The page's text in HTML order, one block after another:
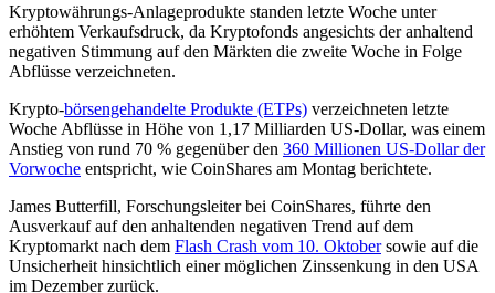
Kryptowährungs-Anlageprodukte standen letzte Woche unter
erhöhtem Verkaufsdruck, da Kryptofonds angesichts der anhaltend
negativen Stimmung auf den Märkten die zweite Woche in Folge
Abflüsse verzeichneten.
Krypto-börsengehandelte Produkte (ETPs) verzeichneten letzte
Woche Abflüsse in Höhe von 1,17 Milliarden US-Dollar, was einem
Anstieg von rund 70 % gegenüber den 360 Millionen US-Dollar der
Vorwoche entspricht, wie CoinShares am Montag berichtete.
James Butterfill, Forschungsleiter bei CoinShares, führte den
Ausverkauf auf den anhaltenden negativen Trend auf dem
Kryptomarkt nach dem Flash Crash vom 10. Oktobersowie auf die
Unsicherheit hinsichtlich einer möglichen Zinssenkung in den USA
im Dezember zurück.